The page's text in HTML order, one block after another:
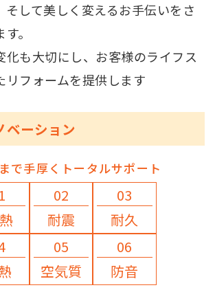
そして美しく変えるお手伝いをさ
。
化も大切にし、お客様のライフス
リフォームを提供します
ベーション
で手厚くトータルサポート
02
耐震
03
耐久
05
空気質
06
防音